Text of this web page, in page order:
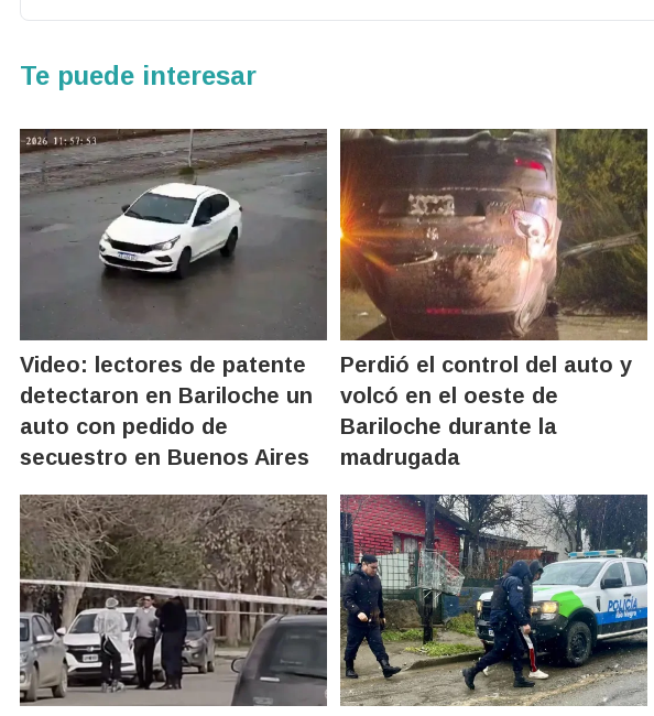
Te puede interesar
Video: lectores de patente
detectaron en Bariloche un
auto con pedido de
secuestro en Buenos Aires
Perdió el control del auto y
volcó en el oeste de
Bariloche durante la
madrugada